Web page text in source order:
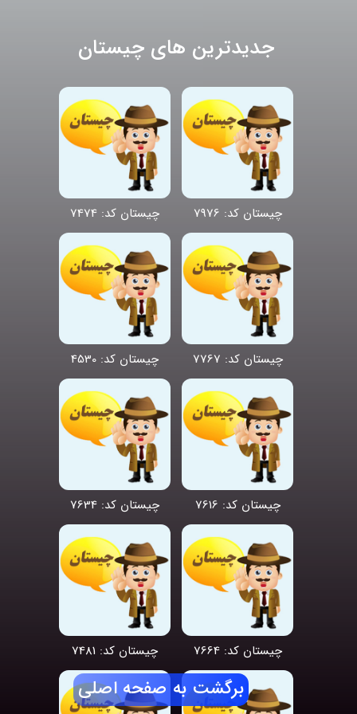
جدیدترین های چیستان
چیستان کد: 7976 چیستان کد: 7474
چیستان کد: 7767 چیستان کد: 4530
چیستان کد: 7616 چیستان کد: 7634
چیستان کد: 7664 چیستان کد: 7481
برگشت به صفحه اصلی